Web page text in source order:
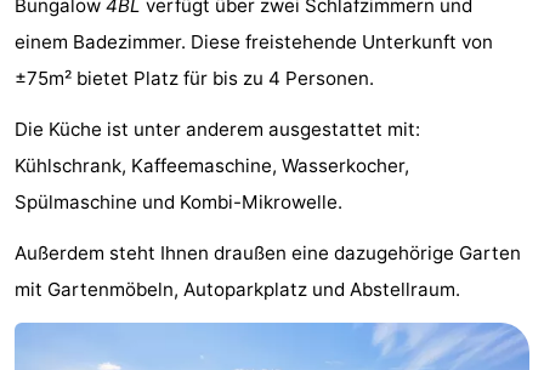
Buitenheem
-
De
Oase
-
Duinoord
-
Ginsterveld
-
Julianahoeve
-
Livingstone
Bungalow 4BL verfügt über zwei Schlafzimmern und
einem Badezimmer. Diese freistehende Unterkunft von
±75m² bietet Platz für bis zu 4 Personen.
Die Küche ist unter anderem ausgestattet mit:
Kühlschrank, Kaffeemaschine, Wasserkocher,
Spülmaschine und Kombi-Mikrowelle.
Außerdem steht Ihnen draußen eine dazugehörige Garten
mit Gartenmöbeln, Autoparkplatz und Abstellraum.